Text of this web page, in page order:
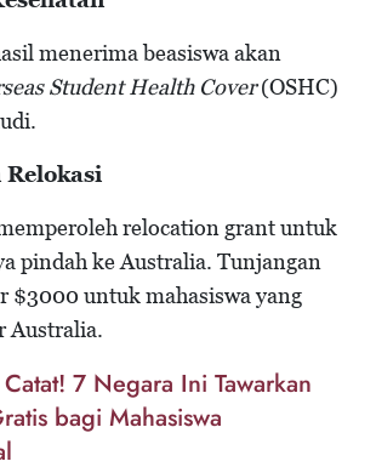
menerima beasiswa akan
Student Health Cover(OSHC)
Relokasi
relocation grant untuk
pindah ke Australia. Tunjangan
$3000 untuk mahasiswa yang
Australia.
Catat! 7 Negara Ini Tawarkan
bagi Mahasiswa